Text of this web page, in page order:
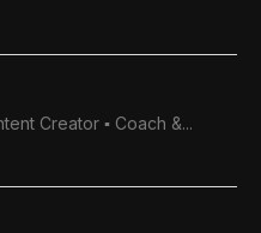
Creator ▪️ Coach &...